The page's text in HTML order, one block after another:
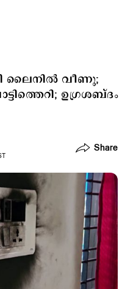
ലൈനില്‍ വീണു;
ഉഗ്രശബ്ദം
Share